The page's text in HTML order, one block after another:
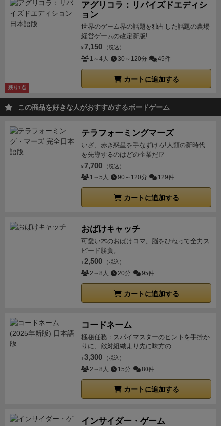
残り1点
アグリコラ：リバイズドエディシ
ョン
世界のゲーム界の話題を独占した話題の農場
経営ゲームの改定新版!
¥ 7,150 （税込）
1～4人 30～120分 45件
カートに追加する
この商品を好きな人がおすすめするボードゲーム
テラフォーミングマーズ
いざ、赤き惑星を手なずけろ!人類の新時代
を先導するのはどの企業だ!?
¥ 7,700 （税込）
1～5人 90～120分 129件
カートに追加する
おばけキャッチ
可愛い木のおばけコマ。脳をひねって全力ス
ピード勝負。
¥ 2,500 （税込）
2～8人 20分 95件
カートに追加する
コードネーム
極秘任務：スパイマスターのヒントを手掛か
りに、敵対組織より先に味方の...
¥ 3,300 （税込）
2～8人 15分 80件
カートに追加する
インサイダー・ゲーム